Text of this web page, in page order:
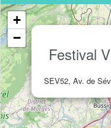
Festival
SEV52, Av. de
+
−